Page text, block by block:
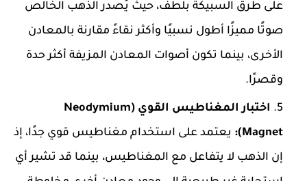
على طرق السبيكة بلطف، حيث يُصدر الذهب الخالص
صوتًا مميزًا أطول نسبيًا وأكثر نقاءً مقارنة بالمعادن
الأخرى، بينما تكون أصوات المعادن المزيفة أكثر حدة
وقصرًا.
اختبار المغناطيس القوي (Neodymium
Magnet):
يعتمد على استخدام مغناطيس قوي جدًا، إذ
إن الذهب لا يتفاعل مع المغناطيس، بينما قد تشير أي